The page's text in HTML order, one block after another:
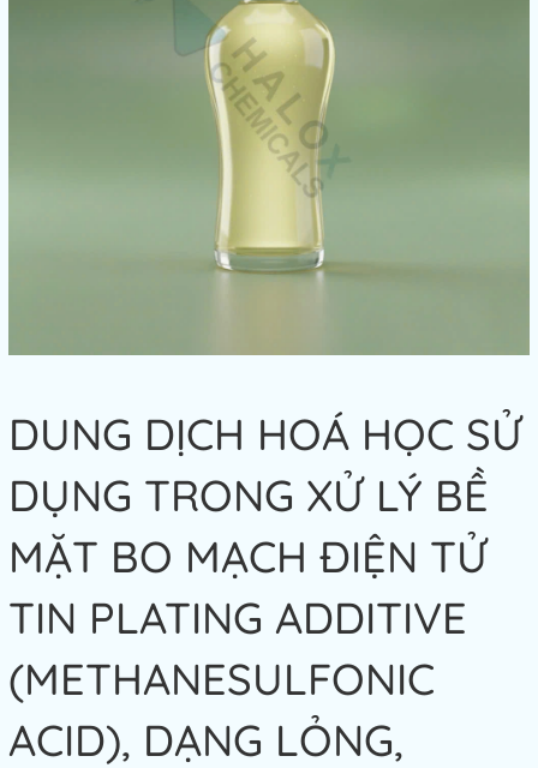
DUNG DỊCH HOÁ HỌC SỬ
DỤNG TRONG XỬ LÝ BỀ
MẶT BO MẠCH ĐIỆN TỬ
TIN PLATING ADDITIVE
(METHANESULFONIC
ACID), DẠNG LỎNG,